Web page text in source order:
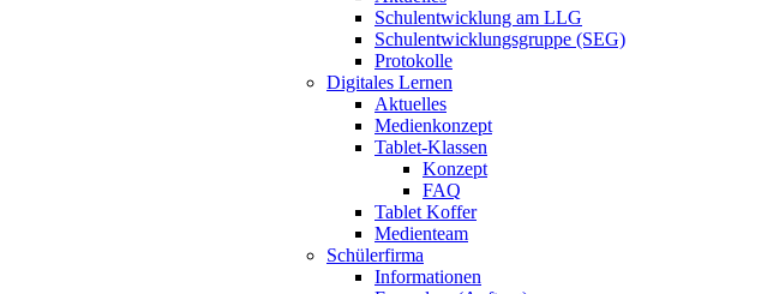
Schulentwicklung am LLG
Schulentwicklungsgruppe (SEG)
Protokolle
Digitales Lernen
Aktuelles
Medienkonzept
Tablet-Klassen
Konzept
FAQ
Tablet Koffer
Medienteam
Schülerfirma
Informationen